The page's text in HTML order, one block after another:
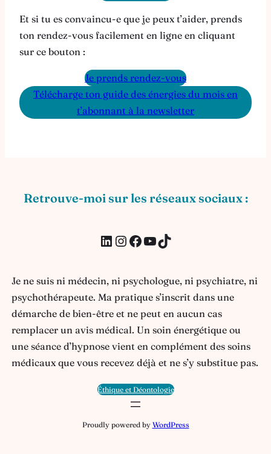
Et si tu es convaincu-e que je peux t’aider, prends
ton rendez-vous facilement en ligne en cliquant
sur ce bouton :
Je prends rendez-vous
Télécharge ton guide des énergies du mois en
t’abonnant à la newsletter
Retrouve-moi sur les réseaux sociaux :
LinkedIn
Instagram
Facebook
YouTube
TikTok
Je ne suis ni médecin, ni psychologue, ni psychiatre, ni
psychothérapeute. Ma pratique s’inscrit dans une
démarche de bien-être et ne peut en aucun cas
remplacer un avis médical. Un soin énergétique ou
une séance d’hypnose vient en complément des soins
médicaux que vous recevez déjà et ne s’y substitue pas.
Éthique et Déontologie
Proudly powered by WordPress